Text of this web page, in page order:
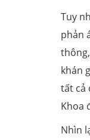
Tuy
phản
khán
tất cả
Khoa
Nhìn